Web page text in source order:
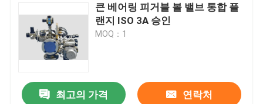
큰 베어링 피거블 볼 밸브 통합 플
랜지 ISO 3A 승인
MOQ：1
최고의 가격 연락처